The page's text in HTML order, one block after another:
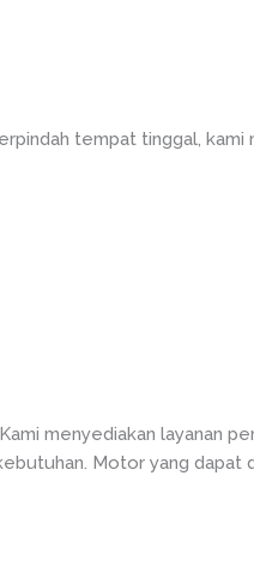
tempat tinggal,
menyediakan layanan
Motor yang dapat